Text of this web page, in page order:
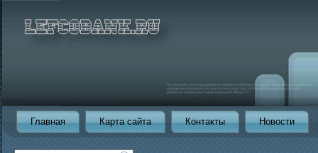
Главная Карта сайта Контакты Новости